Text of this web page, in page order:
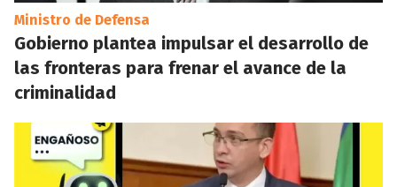
Ministro de Defensa
Gobierno plantea impulsar el desarrollo de
las fronteras para frenar el avance de la
criminalidad